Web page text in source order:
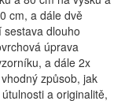
cm, a dále dvě
sestava dlouho
úprava
a dále 2x
způsob, jak
a originalitě,